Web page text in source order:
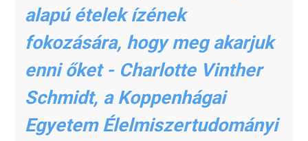
alapú ételek ízének
fokozására, hogy meg akarjuk
enni őket - Charlotte Vinther
Schmidt, a Koppenhágai
Egyetem Élelmiszertudományi